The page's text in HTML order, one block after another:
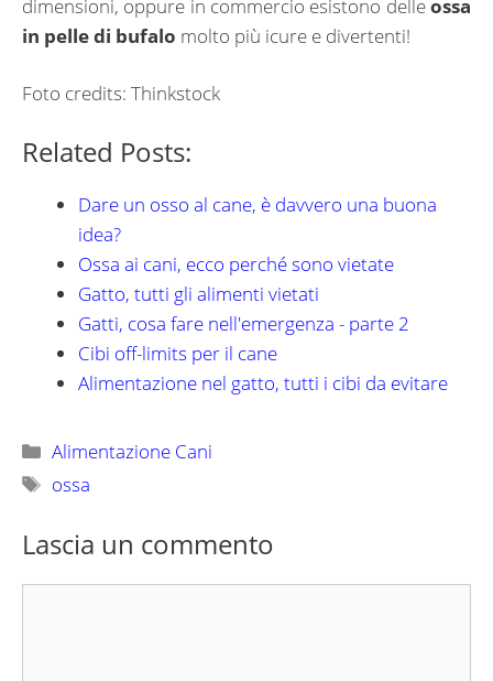
dimensioni, oppure in commercio esistono delleossa
in pelle di bufalo molto più icure e divertenti!
Foto credits: Thinkstock
Related Posts:
Dare un osso al cane, è davvero una buona
idea?
Ossa ai cani, ecco perché sono vietate
Gatto, tutti gli alimenti vietati
Gatti, cosa fare nell'emergenza - parte 2
Cibi off-limits per il cane
Alimentazione nel gatto, tutti i cibi da evitare
Categorie
Alimentazione Cani
Tag
ossa
Lascia un commento